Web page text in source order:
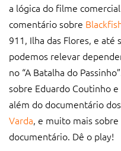
a lógica do filme
comentário sobre
911, Ilha das Flores, e até
podemos relevar
no “A Batalha do
sobre Eduardo Coutinho
além do documentário
Varda, e muito mais
documentário. Dê o play!